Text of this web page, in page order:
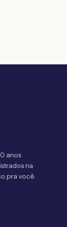
anos
na
pra você.